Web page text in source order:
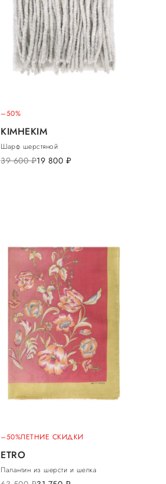
–50%
KIMHEKIM
Шарф шерстяной
39 600руб.19 800 руб.
–50%ЛЕТНИЕ СКИДКИ
ETRO
Палантин из шерсти и шелка